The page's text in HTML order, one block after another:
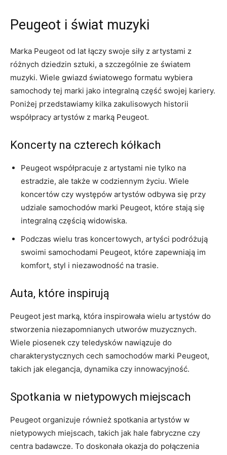
Peugeot i ​świat muzyki
Marka Peugeot od lat łączy swoje siły z artystami z
różnych dziedzin sztuki, a szczególnie ze światem
muzyki. Wiele gwiazd światowego formatu⁢ wybiera
samochody tej‌ marki jako integralną część swojej kariery.
Poniżej przedstawiamy kilka zakulisowych historii
współpracy artystów z marką Peugeot.
Koncerty na czterech kółkach
Peugeot współpracuje z artystami nie tylko ⁣na
estradzie, ale także w codziennym życiu. Wiele
koncertów czy występów artystów odbywa się przy
udziale samochodów marki Peugeot, które stają się
integralną częścią widowiska.
Podczas wielu tras koncertowych, artyści‍ podróżują
swoimi samochodami Peugeot, które zapewniają im
komfort, ⁢styl i niezawodność na trasie.
Auta, które inspirują
Peugeot jest marką, która inspirowała wielu artystów do
⁣stworzenia niezapomnianych utworów muzycznych.⁤
Wiele piosenek ‍czy teledysków nawiązuje do
charakterystycznych cech samochodów marki Peugeot,
takich jak elegancja, dynamika czy innowacyjność.
Spotkania ⁢w nietypowych miejscach
Peugeot organizuje również spotkania artystów w
nietypowych miejscach,​ takich jak hale fabryczne czy
centra​ badawcze. To doskonała okazja do połączenia